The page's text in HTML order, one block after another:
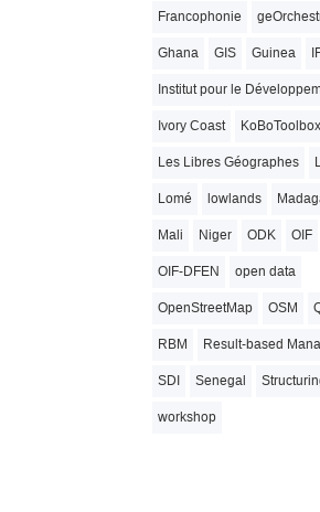
Francophonie
Ghana GIS Guinea
Institut pour le
Ivory Coast KoBoToolbox
Les Libres Géographes
Lomé lowlands
Mali Niger ODK OIF
OIF-DFEN open data
OpenStreetMap OSM
RBM Result-based
SDI Senegal
workshop